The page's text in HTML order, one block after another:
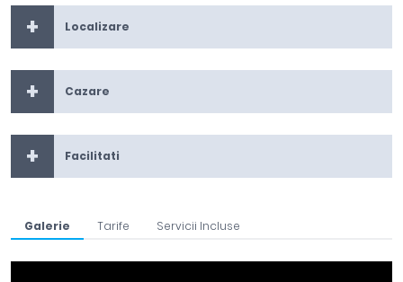
Localizare
Cazare
Facilitati
Galerie Tarife Servicii Incluse